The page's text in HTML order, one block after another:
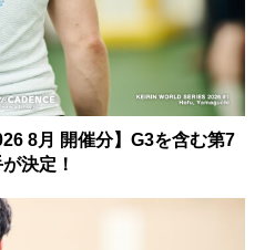
8月 開催分】G3を含む第7
決定！